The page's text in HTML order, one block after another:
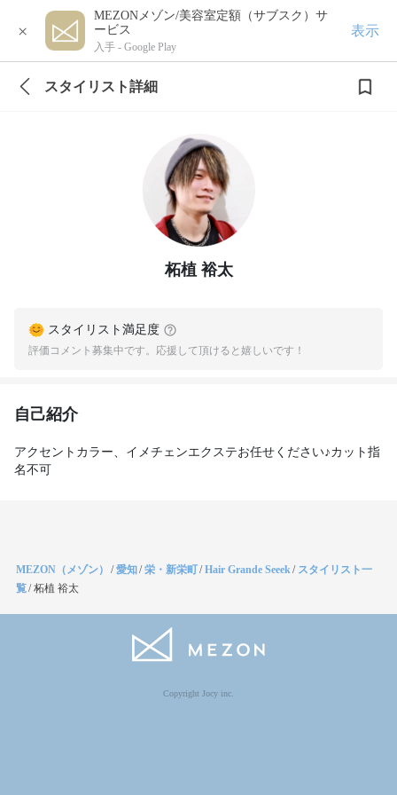
×
MEZONメゾン/美容室定額（サブスク）サ
ービス
入手 - Google Play
表示
スタイリスト詳細
柘植 裕太
スタイリスト満足度
評価コメント募集中です。応援して頂けると嬉しいです！
自己紹介
アクセントカラー、イメチェンエクステお任せください♪カット指
名不可
MEZON（メゾン） /愛知/栄・新栄町/Hair Grande Seeek/ スタイリスト一
覧/柘植 裕太
Copyright Jocy inc.